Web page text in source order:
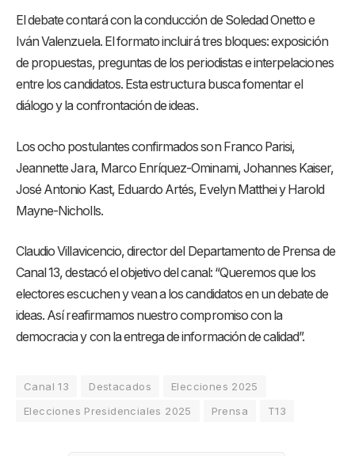
El debate contará con la conducción de Soledad Onetto e
Iván Valenzuela. El formato incluirá tres bloques: exposición
de propuestas, preguntas de los periodistas e interpelaciones
entre los candidatos. Esta estructura busca fomentar el
diálogo y la confrontación de ideas.
Los ocho postulantes confirmados son Franco Parisi,
Jeannette Jara, Marco Enríquez-Ominami, Johannes Kaiser,
José Antonio Kast, Eduardo Artés, Evelyn Matthei y Harold
Mayne-Nicholls.
Claudio Villavicencio, director del Departamento de Prensa de
Canal 13, destacó el objetivo del canal: “Queremos que los
electores escuchen y vean a los candidatos en un debate de
ideas. Así reafirmamos nuestro compromiso con la
democracia y con la entrega de información de calidad”.
Canal 13 Destacados
Elecciones 2025
Elecciones Presidenciales 2025
Prensa T13